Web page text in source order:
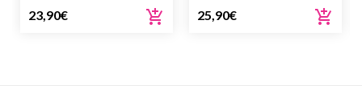
23,90€ 25,90€